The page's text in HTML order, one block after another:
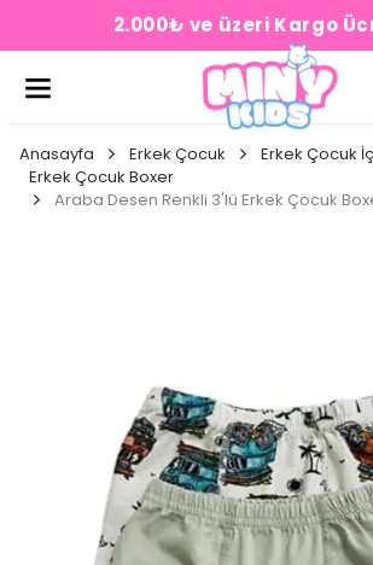
2.000₺ ve üzeri Kargo
Anasayfa Erkek Çocuk
Erkek Çocuk
Erkek Çocuk Boxer
Araba Desen Renkli 3'lü Erkek Çocuk